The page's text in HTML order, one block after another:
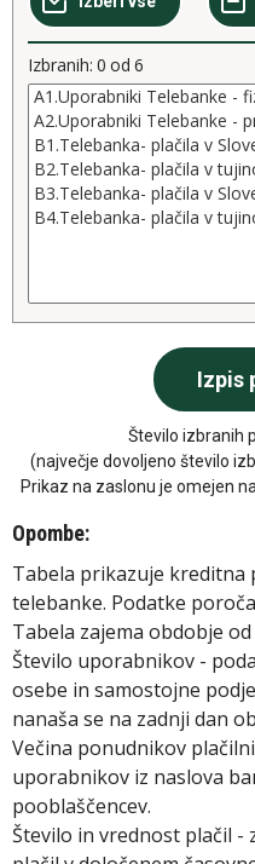
Izbranih: 0 od 6
Število izbranih
(največje dovoljeno število
Prikaz na zaslonu je omejen
Opombe:
Tabela prikazuje kreditna
telebanke. Podatke
Tabela zajema obdobje od
Število uporabnikov -
osebe in samostojne
nanaša se na zadnji dan
Večina ponudnikov
uporabnikov iz naslova
pooblaščencev.
Število in vrednost plačil -